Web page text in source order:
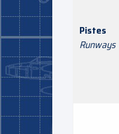
Pistes
Runways